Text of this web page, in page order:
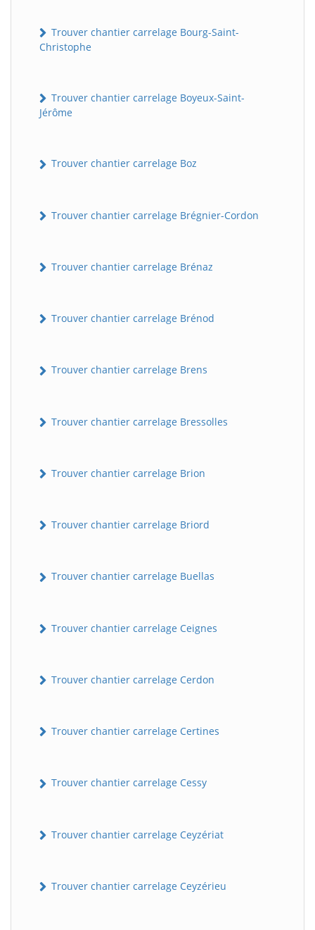
Trouver chantier carrelage Bourg-Saint-
Christophe
Trouver chantier carrelage Boyeux-Saint-
Jérôme
Trouver chantier carrelage Boz
Trouver chantier carrelage Brégnier-Cordon
Trouver chantier carrelage Brénaz
Trouver chantier carrelage Brénod
Trouver chantier carrelage Brens
Trouver chantier carrelage Bressolles
Trouver chantier carrelage Brion
Trouver chantier carrelage Briord
Trouver chantier carrelage Buellas
Trouver chantier carrelage Ceignes
Trouver chantier carrelage Cerdon
Trouver chantier carrelage Certines
Trouver chantier carrelage Cessy
Trouver chantier carrelage Ceyzériat
Trouver chantier carrelage Ceyzérieu